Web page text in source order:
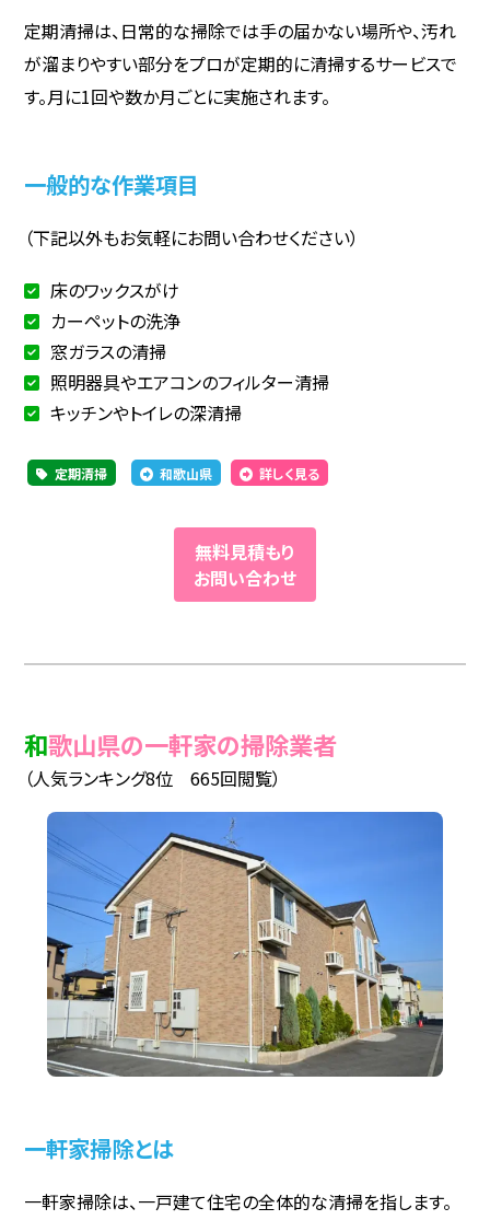
定期清掃は、日常的な掃除では手の届かない場所や、汚れ
が溜まりやすい部分をプロが定期的に清掃するサービスで
す。月に1回や数か月ごとに実施されます。
一般的な作業項目
（下記以外もお気軽にお問い合わせください）
床のワックスがけ
カーペットの洗浄
窓ガラスの清掃
照明器具やエアコンのフィルター清掃
キッチンやトイレの深清掃
定期清掃 和歌山県 詳しく見る
無料見積もり
お問い合わせ
和歌山県の一軒家の掃除業者
（人気ランキング8位 665回閲覧）
一軒家掃除とは
一軒家掃除は、一戸建て住宅の全体的な清掃を指します。